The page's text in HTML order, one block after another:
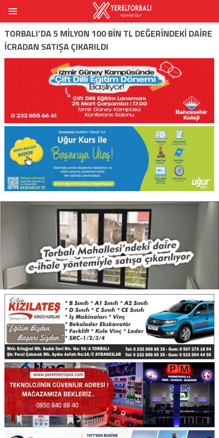
TORBALI’DA 5 MILYON 100 BIN TL DEĞERINDEKI DAIRE
ICRADAN SATIŞA ÇIKARILDI